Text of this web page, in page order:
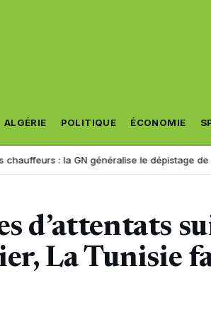
ALGÉRIE POLITIQUE ÉCONOMIE
: la GN généralise le dépistage de drogues
d’attentats
La Tunisie